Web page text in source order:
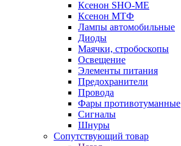
Ксенон SHO-ME
Ксенон МТФ
Лампы автомобильные
Диоды
Маячки, стробоскопы
Освещение
Элементы питания
Предохранители
Провода
Фары противотуманные
Сигналы
Шнуры
Сопутствующий товар